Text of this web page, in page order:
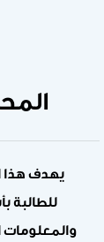
يهدف هذا
للطالبة
والمعلومات